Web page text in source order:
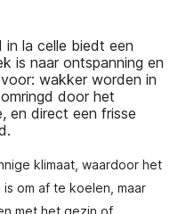
in la celle biedt een
is naar ontspanning en
wakker worden in
door het
en direct een frisse
klimaat, waardoor het
om af te koelen, maar
met het gezin of